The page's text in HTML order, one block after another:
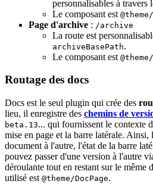
personnalisables à travers
Le composant est
Page d'archive : /archive
La route est
archiveBasePath.
Le composant est
Routage des docs
Docs est le seul plugin qui crée des
lieu, il enregistre des chemins de
beta.13... qui fournissent le contexte
mise en page et la barre latérale. Ainsi,
document à l'autre, l'état de la barre
pouvez passer d'une version à l'autre
déroulante tout en restant sur le même
utilisé est @theme/DocPage.